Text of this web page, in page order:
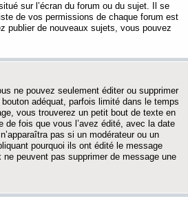
sur l’écran du forum ou du sujet. Il se
de vos permissions de chaque forum est
publier de nouveaux sujets, vous pouvez
ne pouvez seulement éditer ou supprimer
adéquat, parfois limité dans le temps
vous trouverez un petit bout de texte en
de fois que vous l’avez édité, avec la date
pas si un modérateur ou un
pourquoi ils ont édité le message
peuvent pas supprimer de message une